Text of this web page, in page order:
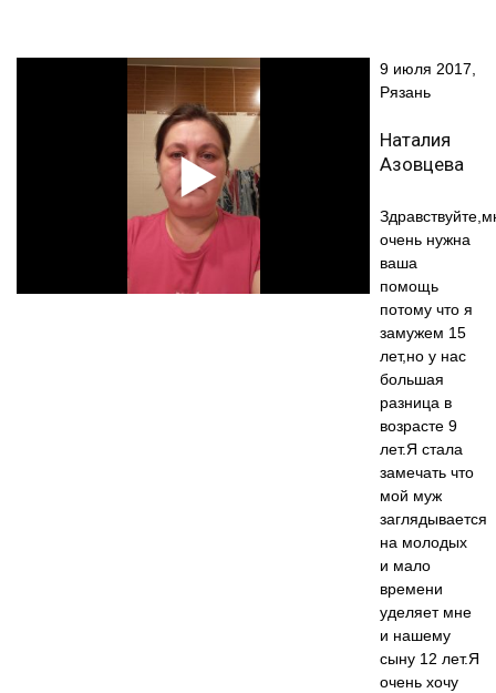
9 июля 2017,
Рязань
Наталия
Азовцева
очень нужна
ваша
помощь
потому что я
замужем 15
лет,но у нас
большая
разница в
возрасте 9
лет.Я стала
замечать что
мой муж
заглядывается
на молодых
и мало
времени
уделяет мне
и нашему
сыну 12 лет.Я
очень хочу